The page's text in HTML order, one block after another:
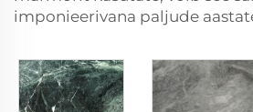
imponieerivana paljude